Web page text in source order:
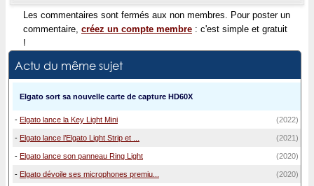
Les commentaires sont fermés aux non membres. Pour poster un
commentaire, créez un compte membre : c'est simple et gratuit
!
Actu du même sujet
Elgato sort sa nouvelle carte de capture HD60X
- Elgato lance la Key Light Mini (2022)
- Elgato lance l’Elgato Light Strip et ... (2021)
- Elgato lance son panneau Ring Light (2020)
- Elgato dévoile ses microphones premiu... (2020)